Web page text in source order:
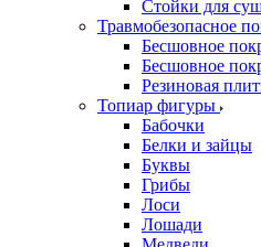
Стойки для
Травмобезопасное
Бесшовное
Бесшовное
Резиновая
Топиар фигуры
Бабочки
Белки и зайцы
Буквы
Грибы
Лоси
Лошади